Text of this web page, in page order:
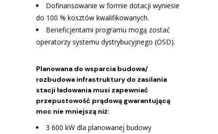
Dofinansowanie w formie dotacji wyniesie
do 100 % kosztów kwalifikowanych.
Beneficjentami programu mogą zostać
operatorzy systemu dystrybucyjnego (OSD).
Planowana do wsparcia budowa/
rozbudowa infrastruktury do zasilania
stacji ładowania musi zapewniać
przepustowość prądową gwarantującą
moc nie mniejszą niż:
3 600 kW dla planowanej budowy